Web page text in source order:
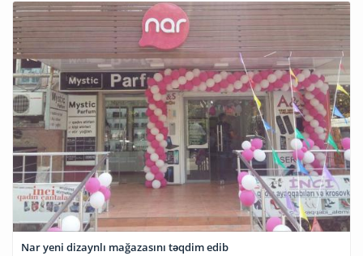
Nar yeni dizaynlı mağazasını təqdim edib